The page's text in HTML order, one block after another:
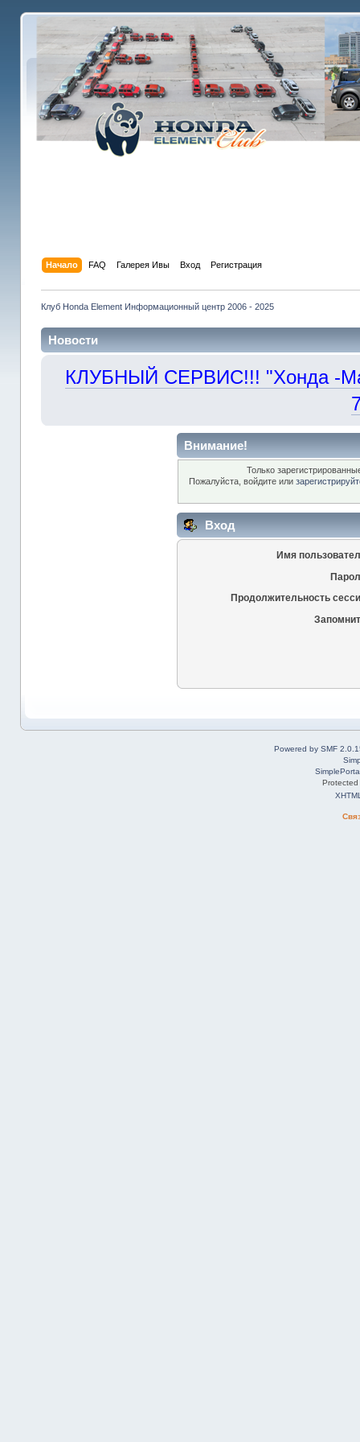
Начало FAQ Галерея Ивы Вход Регистрация
Клуб Honda Element Информационный центр 2006 - 2025
Новости
КЛУБНЫЙ СЕРВИС!!! "Хонда -
Внимание!
Только
Пожалуйста, войдите или
Вход
Имя
Продолжительность
Powered by SMF